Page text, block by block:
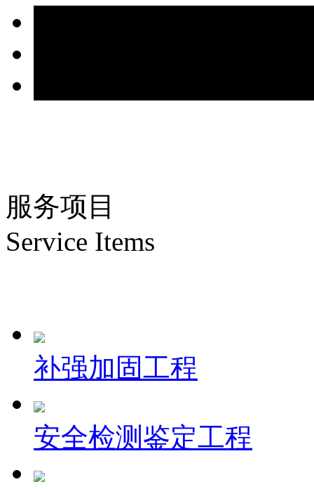
服务项目
Service Items
补强加固工程
安全检测鉴定工程